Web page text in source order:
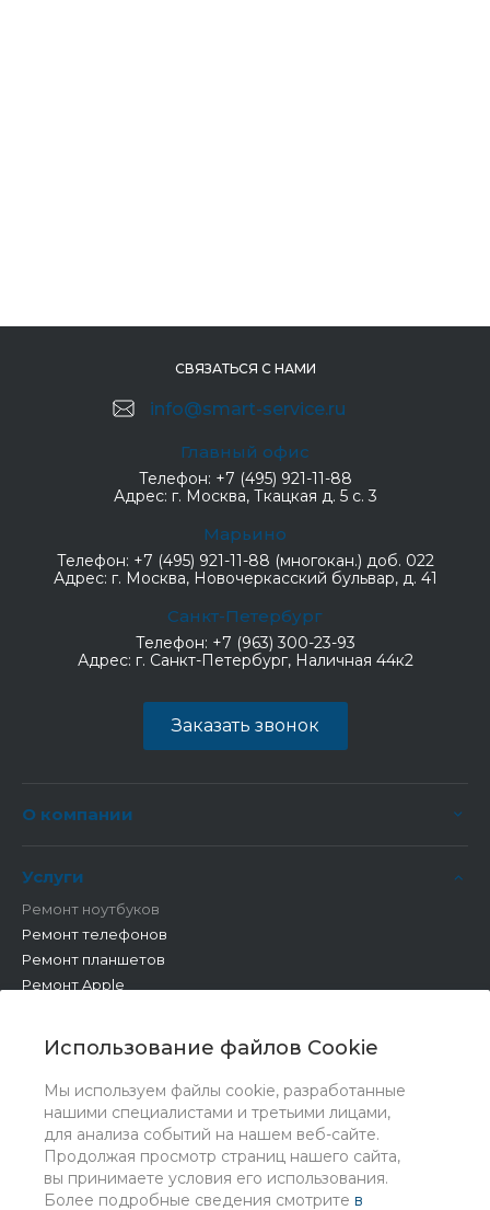
Использование файлов Cookie
Мы используем файлы cookie, разработанные
нашими специалистами и третьими лицами,
для анализа событий на нашем веб-сайте.
Продолжая просмотр страниц нашего сайта,
вы принимаете условия его использования.
Более подробные сведения смотрите в
СВЯЗАТЬСЯ С НАМИ
info@smart-service.ru
Главный офис
Телефон: +7 (495) 921-11-88
Адрес: г. Москва, Ткацкая д. 5 с. 3
Марьино
Телефон: +7 (495) 921-11-88 (многокан.) доб. 022
Адрес: г. Москва, Новочеркасский бульвар, д. 41
Санкт-Петербург
Телефон: +7 (963) 300-23-93
Адрес: г. Санкт-Петербург, Наличная 44к2
Заказать звонок
О компании
Услуги
Ремонт ноутбуков
Ремонт телефонов
Ремонт планшетов
Ремонт Apple